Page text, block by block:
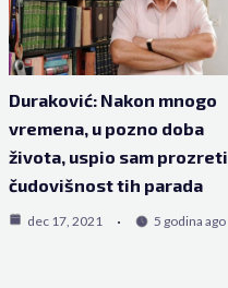
Duraković: Nakon mnogo
vremena, u pozno doba
života, uspio sam prozreti
čudovišnost tih parada
dec 17, 2021 5 godina ago